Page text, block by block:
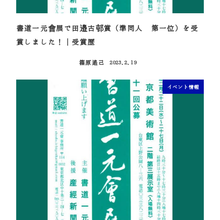
書道一元會展で田邉古邨賞（準同人 第一位）を受
賞しました！｜受賞歴
篠原遙己
2023.2.19
イベント情報